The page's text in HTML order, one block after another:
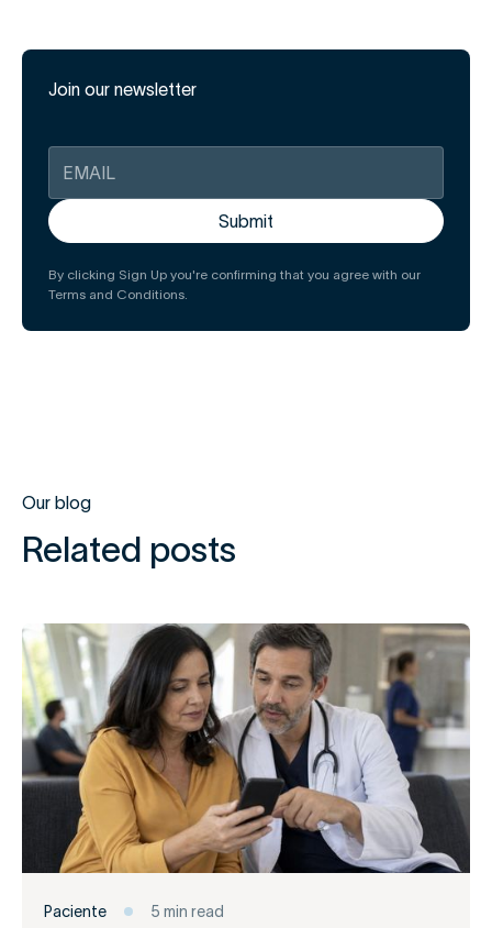
Join our newsletter
By clicking Sign Up you're confirming that you agree with our
Terms and Conditions.
Our blog
Related posts
Paciente 5 min read